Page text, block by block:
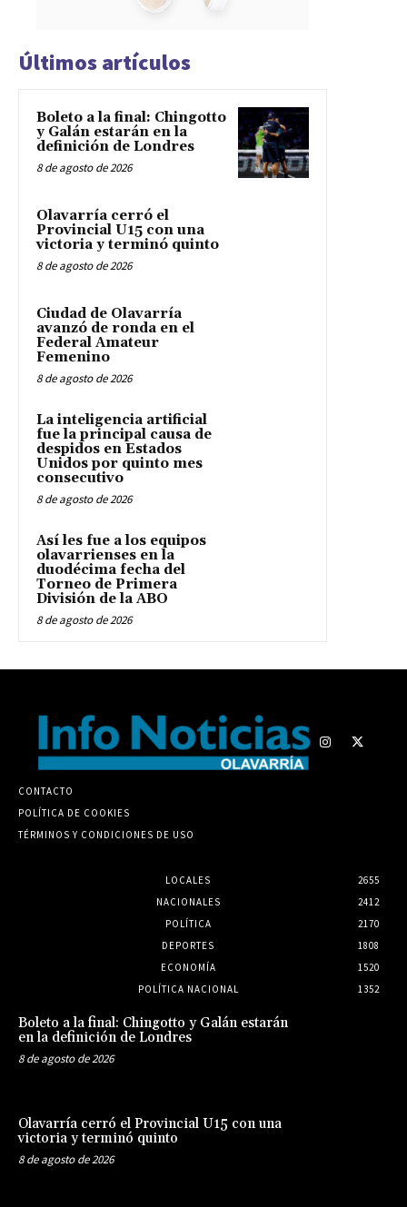
Últimos artículos
Boleto a la final: Chingotto
y Galán estarán en la
definición de Londres
8 de agosto de 2026
Olavarría cerró el
Provincial U15 con una
victoria y terminó quinto
8 de agosto de 2026
Ciudad de Olavarría
avanzó de ronda en el
Federal Amateur
Femenino
8 de agosto de 2026
La inteligencia artificial
fue la principal causa de
despidos en Estados
Unidos por quinto mes
consecutivo
8 de agosto de 2026
Así les fue a los equipos
olavarrienses en la
duodécima fecha del
Torneo de Primera
División de la ABO
8 de agosto de 2026
CONTACTO
POLÍTICA DE COOKIES
TÉRMINOS Y CONDICIONES DE USO
LOCALES
2655
NACIONALES
2412
POLÍTICA
2170
DEPORTES
1808
ECONOMÍA
1520
POLÍTICA NACIONAL
1352
Boleto a la final: Chingotto y Galán estarán
en la definición de Londres
8 de agosto de 2026
Olavarría cerró el Provincial U15 con una
victoria y terminó quinto
8 de agosto de 2026